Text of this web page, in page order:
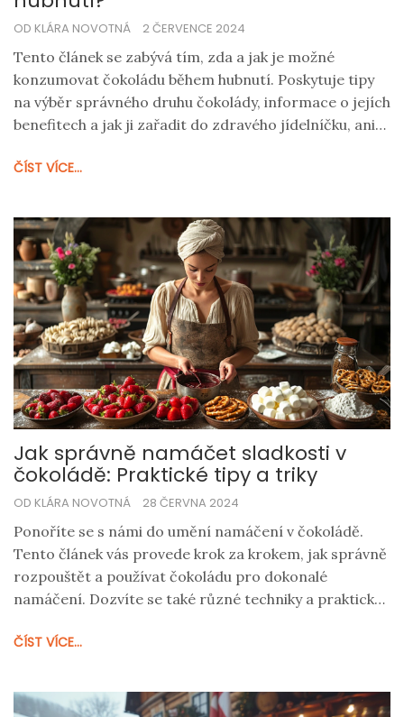
OD KLÁRA NOVOTNÁ 2 ČERVENCE 2024
Tento článek se zabývá tím, zda a jak je možné
konzumovat čokoládu během hubnutí. Poskytuje tipy
na výběr správného druhu čokolády, informace o jejích
benefitech a jak ji zařadit do zdravého jídelníčku, aniž
ČÍST VÍCE...
Jak správně namáčet sladkosti v
čokoládě: Praktické tipy a triky
OD KLÁRA NOVOTNÁ 28 ČERVNA 2024
Ponoříte se s námi do umění namáčení v čokoládě.
Tento článek vás provede krok za krokem, jak správně
rozpouštět a používat čokoládu pro dokonalé
namáčení. Dozvíte se také různé techniky a praktické
ČÍST VÍCE...